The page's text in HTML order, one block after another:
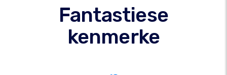
Fantastiese
kenmerke